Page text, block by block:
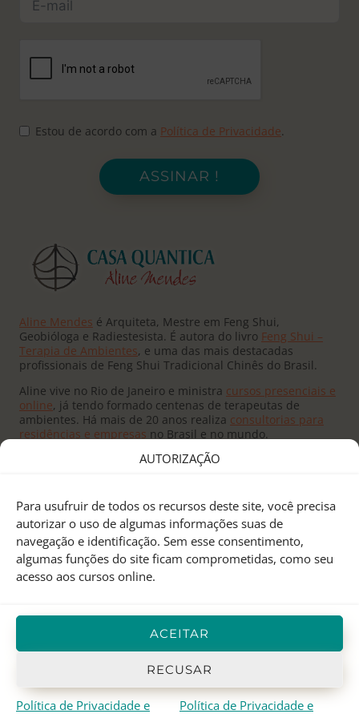
AUTORIZAÇÃO
Para usufruir de todos os recursos deste site, você precisa
autorizar o uso de algumas informações suas de
navegação e identificação. Sem esse consentimento,
algumas funções do site ficam comprometidas, como seu
acesso aos cursos online.
ACEITAR
RECUSAR
Política de Privacidade e
Política de Privacidade e
Estou de acordo com a Política de Privacidade.
ASSINAR !
Aline Mendes é Arquiteta, Mestre em Feng Shui,
Geobióloga e Radiestesista. É autora do livro Feng Shui –
Terapia de Ambientes, e uma das mais destacadas
profissionais de Feng Shui Tradicional Chinês do Brasil.
Aline vive no Rio de Janeiro e ministra cursos presenciais e
online, já tendo formado centenas de terapeutas de
ambientes. Há mais de 20 anos realiza consultorias para
residências e empresas no Brasil e no mundo.
Fundado pelo Mestre Joseph Yu no Canadá, o
Feng Shui
Research Centeré um centro de pesquisas e treinamento
em Feng Shui Tradicional Chinês, Astrologia Chinesa e I
Aline Mendesrepresenta o FSRC no Brasil desde 2000, e
título de Mestre
únicaMentora Oficialdo FSRC em língua portuguesa.